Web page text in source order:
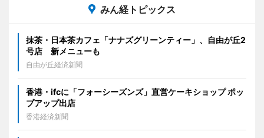
みん経トピックス
抹茶・日本茶カフェ「ナナズグリーンティー」、自由が丘2
号店 新メニューも
自由が丘経済新聞
香港・ifcに「フォーシーズンズ」直営ケーキショップ ポッ
プアップ出店
香港経済新聞